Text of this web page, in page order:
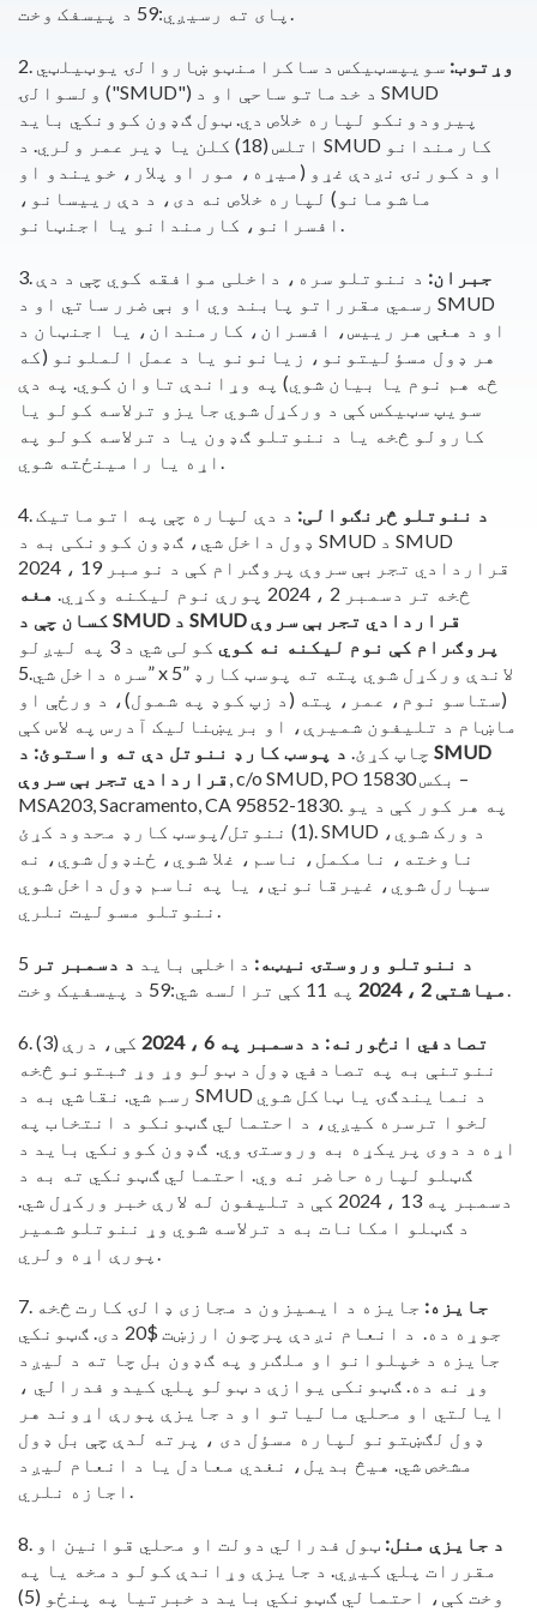
پای ته رسیږي:59 د پیسفک وخت.
2. وړتوب: سویپسټیکس د ساکرامنټو ښاروالۍ یوټیلټي
ولسوالۍ ("SMUD") د خدماتو ساحې او د SMUD
پیرودونکو لپاره خلاص دي. ټول ګډون کوونکي باید
اتلس (18) کلن یا ډیر عمر ولري. د SMUD کارمندانو
او د کورنۍ نږدې غړو (میړه، مور او پلار، خویندو او
ماشومانو) لپاره خلاص نه دی، د دې رییسانو،
افسرانو، کارمندانو یا اجنټانو.
3. جبران: د ننوتلو سره، داخلی موافقه کوي چې د دې
رسمي مقرراتو پابند وي او بې ضرر ساتي او د SMUD
او د هغې هر رییس، افسران، کارمندان، یا اجنټان د
هر ډول مسؤلیتونو، زیانونو یا د عمل الملونو (که
څه هم نوم یا بیان شوي) په وړاندې تاوان کوي. په دې
سویپ سټیکس کې د ورکړل شوي جایزو ترلاسه کولو یا
کارولو څخه یا د ننوتلو ګډون یا د ترلاسه کولو په
اړه یا رامینځته شوي.
4. د ننوتلو څرنګوالی: د دې لپاره چې په اتوماتيک
ډول داخل شي، ګډون کوونکی به د SMUD د SMUD
قراردادي تجربې سروې پروګرام کې د نومبر 19 ، 2024
څخه تر دسمبر 2 ، 2024 پورې نوم لیکنه وکړي.
هغه
کسان چې د SMUD د SMUD قراردادي تجربې سروې
پروګرام کې نوم لیکنه نه کوي
کولی شي د 3 په لیږلو
سره داخل شي.5” x 5” لاندې ورکړل شوي پته ته پوسټ کارډ
(ستاسو نوم، عمر، پته (د زپ کوډ په شمول)، د ورځې او
ماښام د تلیفون شمیرې، او بریښنالیک آدرس په لاس کې
چاپ کړئ. د پوسټ کارډ ننوتل دې ته واستوئ: د SMUD
قراردادي تجربې سروې, c/o SMUD, PO بکس 15830 –
MSA203, Sacramento, CA 95852-1830. په هر کور کې د یو
(1) ننوتل/پوسټ کارډ محدود کړئ. SMUD د ورک شوي،
ناوخته، نامکمل، ناسم، غلا شوي، ځنډول شوي، نه
سپارل شوي، غیرقانوني، یا په ناسم ډول داخل شوي
ننوتلو مسولیت نلري.
5 د ننوتلو وروستۍ نیټه: داخلې باید د دسمبر تر
میاشتې 2 ، 2024په 11 کې ترالسه شي:59 د پیسفیک وخت.
6. تصادفي انځورنه: د دسمبر په 6 ، 2024
کې، درې (3)
ننوتنې به په تصادفي ډول د ټولو وړ وړ ثبتونو څخه
رسم شي. نقاشي به د SMUD د نمایندګۍ یا ټاکل شوي
لخوا ترسره کیږي، د احتمالي ګټونکو د انتخاب په
اړه د دوی پریکړه به وروستۍ وي. ګډون کوونکي باید د
ګټلو لپاره حاضر نه وي. احتمالي ګټونکي ته به د
دسمبر په 13 ، 2024 کې د تلیفون له لارې خبر ورکړل شي.
د ګټلو امکانات به د ترلاسه شوي وړ ننوتلو شمیر
پورې اړه ولري.
7. جایزه: جایزه د ایمیزون د مجازی ډالۍ کارت څخه
جوړه ده. د انعام نږدې پرچون ارزښت $20 دی. ګټونکي
جایزه د خپلوانو او ملګرو په ګډون بل چا ته د لیږد
وړ نه ده. ګټونکی یوازې د ټولو پلي کیدو فدرالي ،
ایالتي او محلي مالیاتو او د جایزې پورې اړوند هر
ډول لګښتونو لپاره مسؤل دی ، پرته لدې چې بل ډول
مشخص شي. هیڅ بدیل، نغدي معادل یا د انعام لیږد
اجازه نلري.
8. د جایزې منل: ټول فدرالي دولت او محلي قوانین او
مقررات پلي کیږي. د جایزې وړاندې کولو دمخه یا په
وخت کې، احتمالي ګټونکي باید د خبرتیا په پنځو (5)